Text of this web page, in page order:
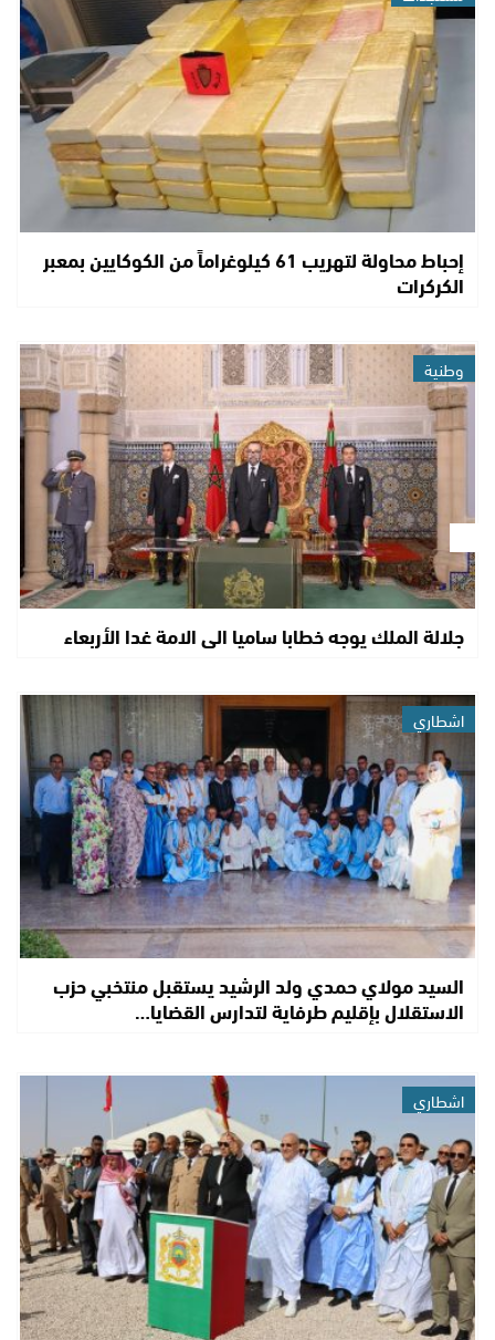
إحباط محاولة لتهريب 61 كيلوغراماً من الكوكايين بمعبر
الكركرات
وطنية
جلالة الملك يوجه خطابا ساميا الى الامة غدا الأربعاء
اشطاري
السيد مولاي حمدي ولد الرشيد يستقبل منتخبي حزب
الاستقلال بإقليم طرفاية لتدارس القضايا…
اشطاري